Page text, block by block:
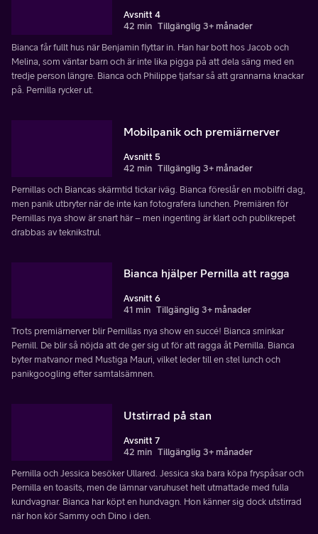
Avsnitt 4
42 min Tillgänglig 3+ månader
Bianca får fullt hus när Benjamin flyttar in. Han har bott hos Jacob och
Melina, som väntar barn och är inte lika pigga på att dela säng med en
tredje person längre. Bianca och Philippe tjafsar så att grannarna knackar
på. Pernilla rycker ut.
Mobilpanik och premiärnerver
Avsnitt 5
42 min Tillgänglig 3+ månader
Pernillas och Biancas skärmtid tickar iväg. Bianca föreslår en mobilfri dag,
men panik utbryter när de inte kan fotografera lunchen. Premiären för
Pernillas nya show är snart här – men ingenting är klart och publikrepet
drabbas av teknikstrul.
Bianca hjälper Pernilla att ragga
Avsnitt 6
41 min Tillgänglig 3+ månader
Trots premiärnerver blir Pernillas nya show en succé! Bianca sminkar
Pernill. De blir så nöjda att de ger sig ut för att ragga åt Pernilla. Bianca
byter matvanor med Mustiga Mauri, vilket leder till en stel lunch och
panikgoogling efter samtalsämnen.
Utstirrad på stan
Avsnitt 7
42 min Tillgänglig 3+ månader
Pernilla och Jessica besöker Ullared. Jessica ska bara köpa fryspåsar och
Pernilla en toasits, men de lämnar varuhuset helt utmattade med fulla
kundvagnar. Bianca har köpt en hundvagn. Hon känner sig dock utstirrad
när hon kör Sammy och Dino i den.